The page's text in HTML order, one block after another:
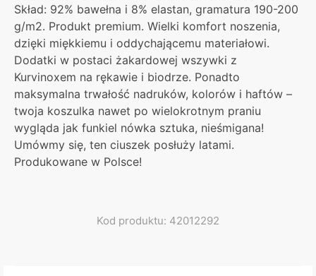
Skład: 92% bawełna i 8% elastan, gramatura 190-200
g/m2. Produkt premium. Wielki komfort noszenia,
dzięki miękkiemu i oddychającemu materiałowi.
Dodatki w postaci żakardowej wszywki z
Kurvinoxem na rękawie i biodrze. Ponadto
maksymalna trwałość nadruków, kolorów i haftów –
twoja koszulka nawet po wielokrotnym praniu
wygląda jak funkiel nówka sztuka, nieśmigana!
Umówmy się, ten ciuszek posłuży latami.
Produkowane w Polsce!
Kod produktu: 42012292